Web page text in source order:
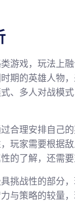
游戏，玩法上
期的英雄人物
、多人对战模
合理安排自己
玩家需要根据
的了解，还需
挑战性的部分
与策略的较量